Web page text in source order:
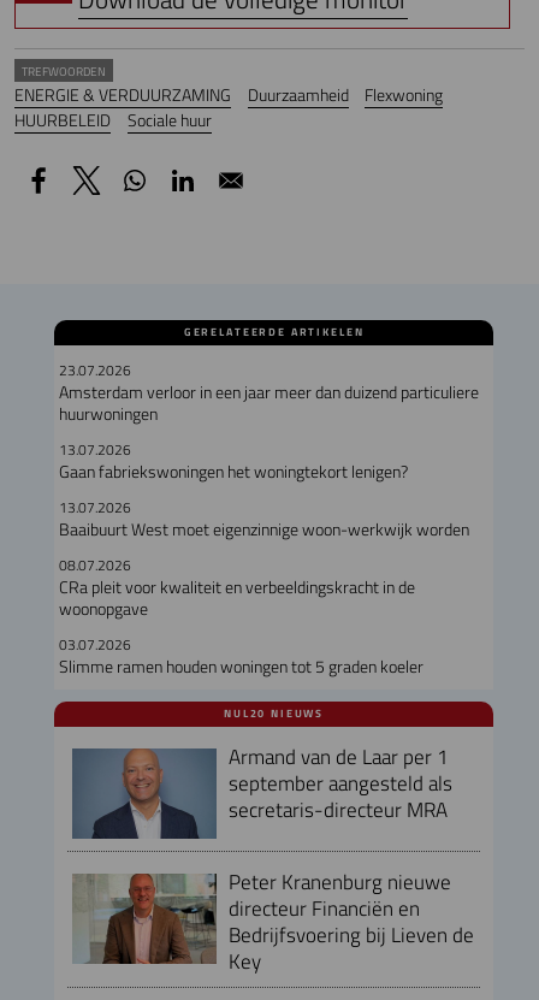
TREFWOORDEN
ENERGIE & VERDUURZAMING Duurzaamheid
Flexwoning
HUURBELEID
Sociale huur
GERELATEERDE ARTIKELEN
23.07.2026
Amsterdam verloor in een jaar meer dan duizend particuliere
huurwoningen
13.07.2026
Gaan fabriekswoningen het woningtekort lenigen?
13.07.2026
Baaibuurt West moet eigenzinnige woon-werkwijk worden
08.07.2026
CRa pleit voor kwaliteit en verbeeldingskracht in de
woonopgave
03.07.2026
Slimme ramen houden woningen tot 5 graden koeler
NUL20 NIEUWS
Armand van de Laar per 1
september aangesteld als
secretaris-directeur MRA
Peter Kranenburg nieuwe
directeur Financiën en
Bedrijfsvoering bij Lieven de
Key